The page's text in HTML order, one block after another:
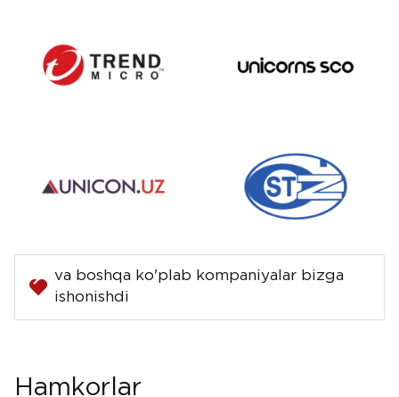
va boshqa ko'plab kompaniyalar bizga
ishonishdi
Hamkorlar